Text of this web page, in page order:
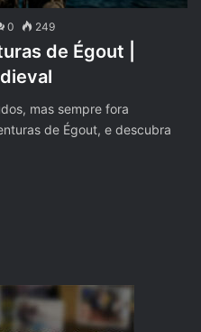
0 249
de Égout |
mas sempre fora
de Égout, e descubra